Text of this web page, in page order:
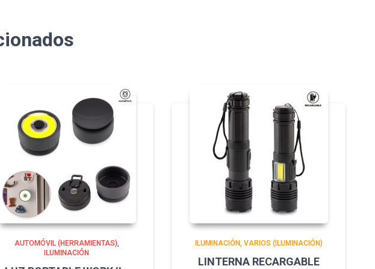
AUTOMÓVIL (HERRAMIENTAS)
ILUMINACIÓN
ILUMINACIÓN VARIOS (ILUMINACIÓN)
LINTERNA RECARGABLE